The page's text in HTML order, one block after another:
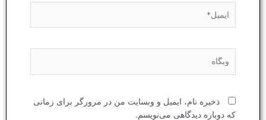
وبگاه
ذخیره نام، ایمیل و وبسایت من در مرورگر برای زمانی
که دوباره دیدگاهی می‌نویسم.